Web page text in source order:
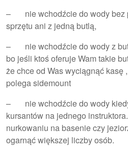
– nie wchodźcie do wody bez
sprzętu ani z jedną butlą,
– nie wchodźcie do wody z
bo jeśli ktoś oferuje Wam takie
że chce od Was wyciągnąć kasę
polega sidemount
– nie wchodźcie do wody
kursantów na jednego
nurkowaniu na basenie czy
ogarnąć większej liczby osób.